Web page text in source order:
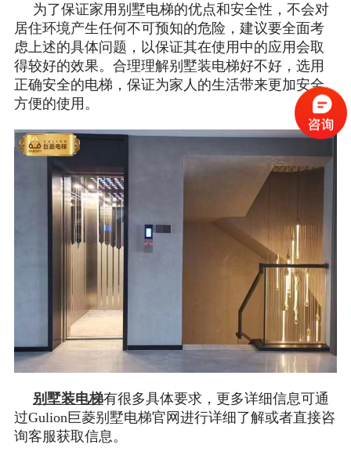
为了保证家用别墅电梯的优点和安全性，不会对
居住环境产生任何不可预知的危险，建议要全面考
虑上述的具体问题，以保证其在使用中的应用会取
得较好的效果。合理理解别墅装电梯好不好，选用
正确安全的电梯，保证为家人的生活带来更加安全
方便的使用。
别墅装电梯有很多具体要求，更多详细信息可通
过Gulion巨菱别墅电梯官网进行详细了解或者直接咨
询客服获取信息。